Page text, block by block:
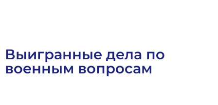
Выигранные дела по
военным вопросам